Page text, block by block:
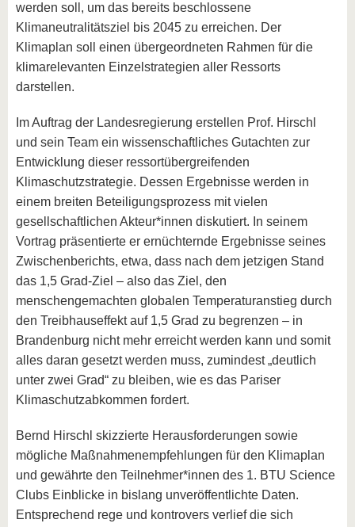
werden soll, um das bereits beschlossene
Klimaneutralitätsziel bis 2045 zu erreichen. Der
Klimaplan soll einen übergeordneten Rahmen für die
klimarelevanten Einzelstrategien aller Ressorts
darstellen.
Im Auftrag der Landesregierung erstellen Prof. Hirschl
und sein Team ein wissenschaftliches Gutachten zur
Entwicklung dieser ressortübergreifenden
Klimaschutzstrategie. Dessen Ergebnisse werden in
einem breiten Beteiligungsprozess mit vielen
gesellschaftlichen Akteur*innen diskutiert. In seinem
Vortrag präsentierte er ernüchternde Ergebnisse seines
Zwischenberichts, etwa, dass nach dem jetzigen Stand
das 1,5 Grad-Ziel – also das Ziel, den
menschengemachten globalen Temperaturanstieg durch
den Treibhauseffekt auf 1,5 Grad zu begrenzen – in
Brandenburg nicht mehr erreicht werden kann und somit
alles daran gesetzt werden muss, zumindest „deutlich
unter zwei Grad“ zu bleiben, wie es das Pariser
Klimaschutzabkommen fordert.
Bernd Hirschl skizzierte Herausforderungen sowie
mögliche Maßnahmenempfehlungen für den Klimaplan
und gewährte den Teilnehmer*innen des 1. BTU Science
Clubs Einblicke in bislang unveröffentlichte Daten.
Entsprechend rege und kontrovers verlief die sich